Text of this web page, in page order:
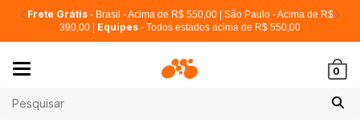
Frete Grátis- Brasil - Acima de R$ 550,00 | São Paulo - Acima de R$
390,00 | Equipes - Todos estados acima de R$ 550,00
0